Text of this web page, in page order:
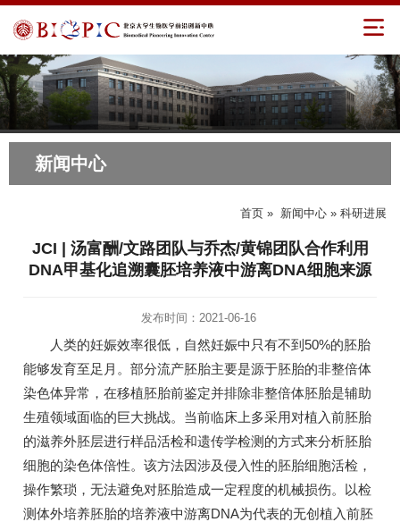
新闻中心
首页 » 新闻中心 » 科研进展
JCI | 汤富酬/文路团队与乔杰/黄锦团队合作利用
DNA甲基化追溯囊胚培养液中游离DNA细胞来源
发布时间：2021-06-16
人类的妊娠效率很低，自然妊娠中只有不到50%的胚胎
能够发育至足月。部分流产胚胎主要是源于胚胎的非整倍体
染色体异常，在移植胚胎前鉴定并排除非整倍体胚胎是辅助
生殖领域面临的巨大挑战。当前临床上多采用对植入前胚胎
的滋养外胚层进行样品活检和遗传学检测的方式来分析胚胎
细胞的染色体倍性。该方法因涉及侵入性的胚胎细胞活检，
操作繁琐，无法避免对胚胎造成一定程度的机械损伤。以检
测体外培养胚胎的培养液中游离DNA为代表的无创植入前胚